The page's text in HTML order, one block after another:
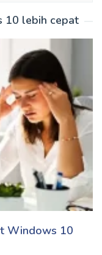
10 lebih cepat
Windows 10